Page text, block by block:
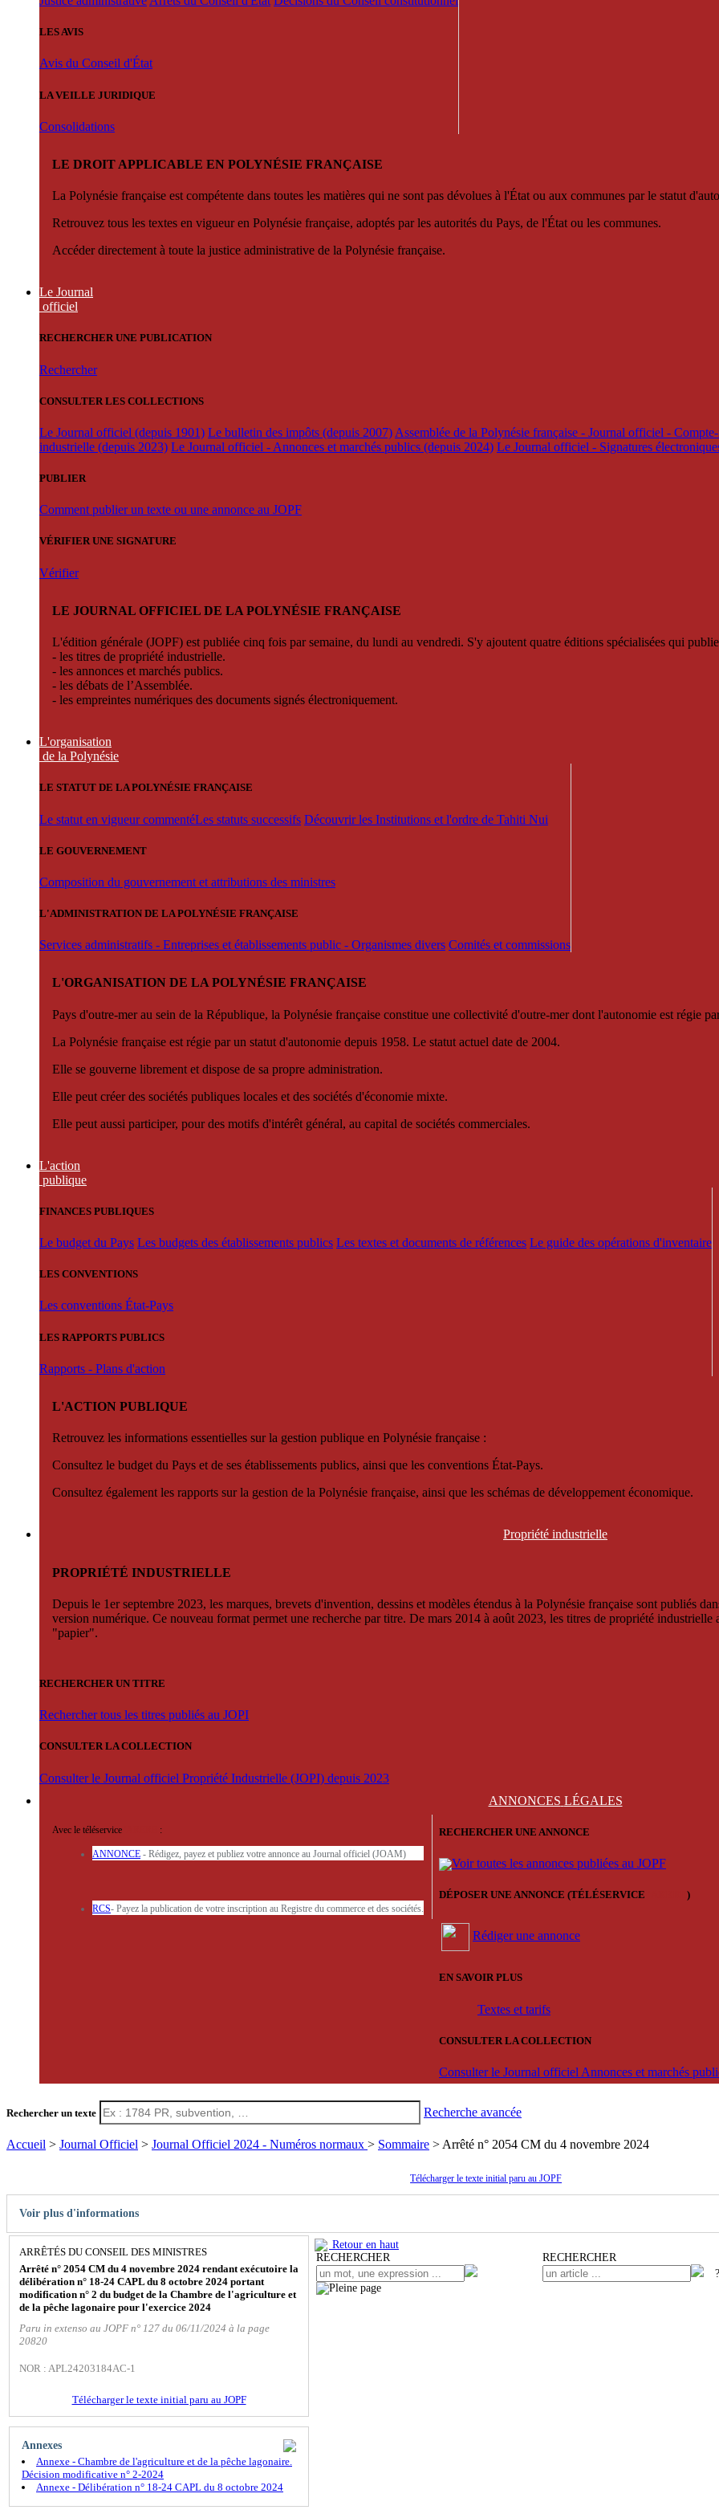
LES AVIS
Avis du Conseil d'État
LA VEILLE JURIDIQUE
Consolidations
LE DROIT APPLICABLE EN POLYNÉSIE FRANÇAISE
La Polynésie française est compétente dans toutes les matières qui ne sont pas dévolues à l'État ou aux communes par le statut
Retrouvez tous les textes en vigueur en Polynésie française, adoptés par les autorités du Pays, de l'État ou les communes.
Accéder directement à toute la justice administrative de la Polynésie française.
Le Journal
officiel
RECHERCHER UNE PUBLICATION
Rechercher
CONSULTER LES COLLECTIONS
Le Journal officiel (depuis 1901) Le bulletin des impôts (depuis 2007) Assemblée de la Polynésie française - Journal officiel -
industrielle (depuis 2023) Le Journal officiel - Annonces et marchés publics (depuis 2024) Le Journal officiel - Signatures
PUBLIER
Comment publier un texte ou une annonce au JOPF
VÉRIFIER UNE SIGNATURE
Vérifier
LE JOURNAL OFFICIEL DE LA POLYNÉSIE FRANÇAISE
L'édition générale (JOPF) est publiée cinq fois par semaine, du lundi au vendredi. S'y ajoutent quatre éditions spécialisées qui
- les titres de propriété industrielle.
- les annonces et marchés publics.
- les débats de l’Assemblée.
- les empreintes numériques des documents signés électroniquement.
L'organisation
de la Polynésie
LE STATUT DE LA POLYNÉSIE FRANÇAISE
Le statut en vigueur commentéLes statuts successifs Découvrir les Institutions et l'ordre de Tahiti Nui
LE GOUVERNEMENT
Composition du gouvernement et attributions des ministres
L'ADMINISTRATION DE LA POLYNÉSIE FRANÇAISE
Services administratifs - Entreprises et établissements public - Organismes divers Comités et commissions
L'ORGANISATION DE LA POLYNÉSIE FRANÇAISE
Pays d'outre-mer au sein de la République, la Polynésie française constitue une collectivité d'outre-mer dont l'autonomie est régie
La Polynésie française est régie par un statut d'autonomie depuis 1958. Le statut actuel date de 2004.
Elle se gouverne librement et dispose de sa propre administration.
Elle peut créer des sociétés publiques locales et des sociétés d'économie mixte.
Elle peut aussi participer, pour des motifs d'intérêt général, au capital de sociétés commerciales.
L'action
publique
FINANCES PUBLIQUES
Le budget du Pays Les budgets des établissements publics Les textes et documents de références Le guide des opérations d'inventaire
LES CONVENTIONS
Les conventions État-Pays
LES RAPPORTS PUBLICS
Rapports - Plans d'action
L'ACTION PUBLIQUE
Retrouvez les informations essentielles sur la gestion publique en Polynésie française :
Consultez le budget du Pays et de ses établissements publics, ainsi que les conventions État-Pays.
Consultez également les rapports sur la gestion de la Polynésie française, ainsi que les schémas de développement économique.
Propriété industrielle
PROPRIÉTÉ INDUSTRIELLE
Depuis le 1er septembre 2023, les marques, brevets d'invention, dessins et modèles étendus à la Polynésie française sont publiés
version numérique. Ce nouveau format permet une recherche par titre. De mars 2014 à août 2023, les titres de propriété
"papier".
RECHERCHER UN TITRE
Rechercher tous les titres publiés au JOPI
CONSULTER LA COLLECTION
Consulter le Journal officiel Propriété Industrielle (JOPI) depuis 2023
ANNONCES LÉGALES
Avec le téléservice :
ANNONCE - Rédigez, payez et publiez votre annonce au Journal officiel (JOAM)
RCS- Payez la publication de votre inscription au Registre du commerce et des sociétés.
RECHERCHER UNE ANNONCE
Voir toutes les annonces publiées au JOPF
DÉPOSER UNE ANNONCE (TÉLÉSERVICE )
Rédiger une annonce
EN SAVOIR PLUS
Textes et tarifs
CONSULTER LA COLLECTION
Consulter le Journal officiel Annonces et marchés
Rechercher un texte Recherche avancée
Accueil > Journal Officiel > Journal Officiel 2024 - Numéros normaux > Sommaire > Arrêté n° 2054 CM du 4 novembre 2024
Télécharger le texte initial paru au JOPF
Voir plus d'informations
ARRÊTÉS DU CONSEIL DES MINISTRES
Arrêté n° 2054 CM du 4 novembre 2024 rendant exécutoire la
délibération n° 18-24 CAPL du 8 octobre 2024 portant
modification n° 2 du budget de la Chambre de l'agriculture et
de la pêche lagonaire pour l'exercice 2024
Paru in extenso au JOPF n° 127 du 06/11/2024 à la page
20820
NOR : APL24203184AC-1
Télécharger le texte initial paru au JOPF
Annexes
Annexe - Chambre de l'agriculture et de la pêche lagonaire.
Décision modificative n° 2-2024
Annexe - Délibération n° 18-24 CAPL du 8 octobre 2024
Retour en haut
RECHERCHER
RECHERCHER
?